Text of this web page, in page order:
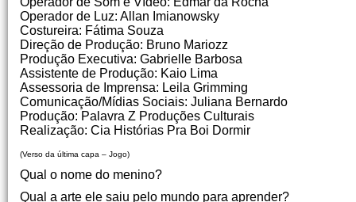
Operador de Luz: Allan Imianowsky
Costureira: Fátima Souza
Direção de Produção: Bruno Mariozz
Produção Executiva: Gabrielle Barbosa
Assistente de Produção: Kaio Lima
Assessoria de Imprensa: Leila Grimming
Comunicação/Mídias Sociais: Juliana Bernardo
Produção: Palavra Z Produções Culturais
Realização: Cia Histórias Pra Boi Dormir
(Verso da última capa – Jogo)
Qual o nome do menino?
Qual a arte ele saiu pelo mundo para aprender?